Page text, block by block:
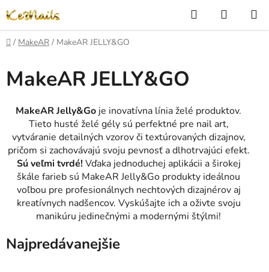
na
obsah
Hľadať
KOŠÍK
Domov
/ MakeAR / MakeAR JELLY&GO
MakeAR JELLY&GO
MakeAR Jelly&Go je inovatívna línia želé produktov.
Tieto husté želé gély sú perfektné pre nail art,
vytváranie detailných vzorov či textúrovaných dizajnov,
pričom si zachovávajú svoju pevnosť a dlhotrvajúci efekt.
Sú veľmi tvrdé! Vďaka jednoduchej aplikácii a širokej
škále farieb sú MakeAR Jelly&Go produkty ideálnou
voľbou pre profesionálnych nechtových dizajnérov aj
kreatívnych nadšencov. Vyskúšajte ich a oživte svoju
manikúru jedinečnými a modernými štýlmi!
Najpredávanejšie